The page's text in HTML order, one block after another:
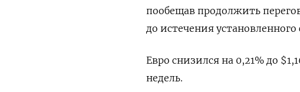
пообещав продолжить
до истечения установленного
Евро снизился на 0,21% до
недель.